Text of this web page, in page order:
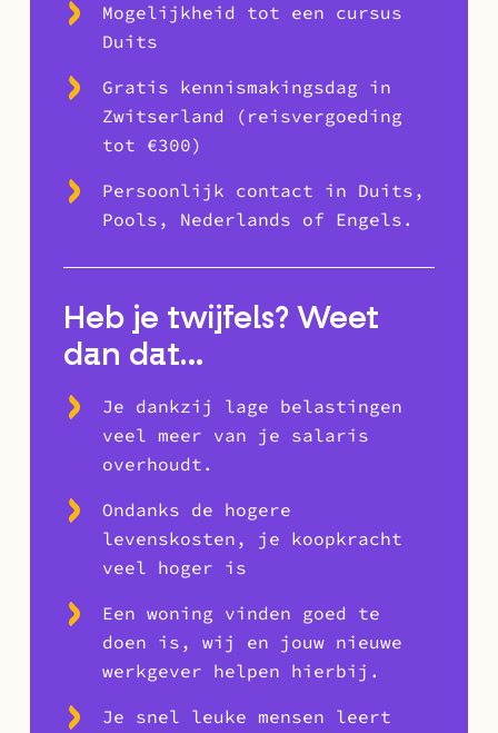
Mogelijkheid tot een cursus
Duits
Gratis kennismakingsdag in
Zwitserland (reisvergoeding
tot €300)
Persoonlijk contact in Duits,
Pools, Nederlands of Engels.
Heb je twijfels? Weet
dan dat…
Je dankzij lage belastingen
veel meer van je salaris
overhoudt.
Ondanks de hogere
levenskosten, je koopkracht
veel hoger is
Een woning vinden goed te
doen is, wij en jouw nieuwe
werkgever helpen hierbij.
Je snel leuke mensen leert